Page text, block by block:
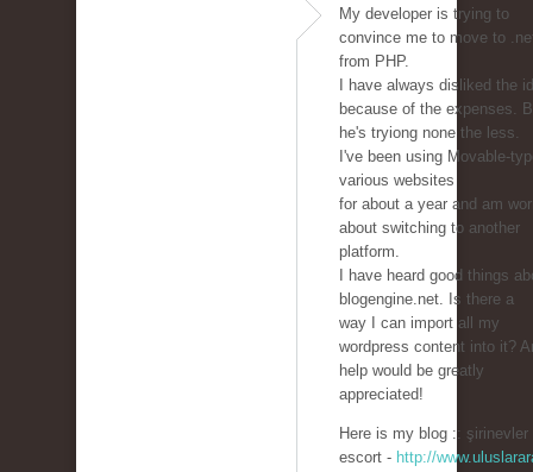
My developer is trying to
convince me to move to
from PHP.
I have always disliked the
because of the expenses.
he's tryiong none the less.
I've been using Movable-
various websites
for about a year and am
about switching to another
platform.
I have heard good things
blogengine.net. Is there a
way I can import all my
wordpress content into it?
help would be greatly
appreciated!
Here is my blog :: şirinevler
escort - http://